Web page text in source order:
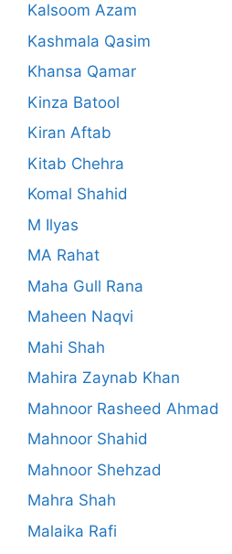
Kalsoom Azam
Kashmala Qasim
Khansa Qamar
Kinza Batool
Kiran Aftab
Kitab Chehra
Komal Shahid
M Ilyas
MA Rahat
Maha Gull Rana
Maheen Naqvi
Mahi Shah
Mahira Zaynab Khan
Mahnoor Rasheed Ahmad
Mahnoor Shahid
Mahnoor Shehzad
Mahra Shah
Malaika Rafi